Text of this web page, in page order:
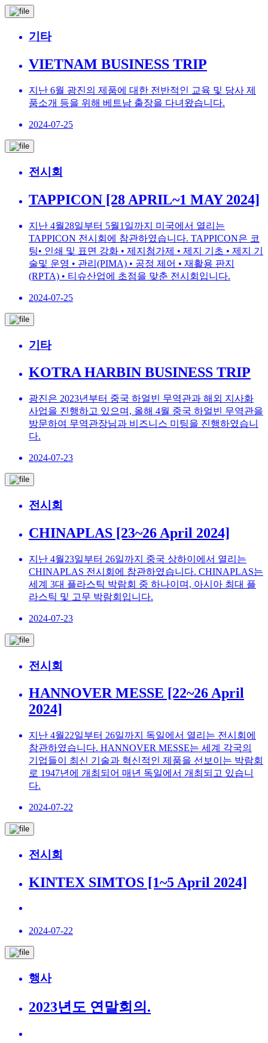
기타
VIETNAM BUSINESS TRIP
지난 6월 광진의 제품에 대한 전반적인 교육 및 당사 제
품소개 등을 위해 베트남 출장을 다녀왔습니다.
2024-07-25
전시회
TAPPICON [28 APRIL~1 MAY 2024]
지난 4월28일부터 5월1일까지 미국에서 열리는
TAPPICON 전시회에 참관하였습니다. TAPPICON은 코
팅• 인쇄 및 표면 강화 • 제지첨가제 • 제지 기초 • 제지 기
술및 운영 • 관리(PIMA) • 공정 제어 • 재활용 판지
(RPTA) • 티슈산업에 초점을 맞춘 전시회입니다.
2024-07-25
기타
KOTRA HARBIN BUSINESS TRIP
광진은 2023년부터 중국 하얼빈 무역관과 해외 지사화
사업을 진행하고 있으며, 올해 4월 중국 하얼빈 무역관을
방문하여 무역관장님과 비즈니스 미팅을 진행하였습니
다.
2024-07-23
전시회
CHINAPLAS [23~26 April 2024]
지난 4월23일부터 26일까지 중국 상하이에서 열리는
CHINAPLAS 전시회에 참관하였습니다. CHINAPLAS는
세계 3대 플라스틱 박람회 중 하나이며, 아시아 최대 플
라스틱 및 고무 박람회입니다.
2024-07-23
전시회
HANNOVER MESSE [22~26 April
2024]
지난 4월22일부터 26일까지 독일에서 열리는 전시회에
참관하였습니다. HANNOVER MESSE는 세계 각국의
기업들이 최신 기술과 혁신적인 제품을 선보이는 박람회
로 1947년에 개최되어 매년 독일에서 개최되고 있습니
다.
2024-07-22
전시회
KINTEX SIMTOS [1~5 April 2024]
2024-07-22
행사
2023년도 연말회의.